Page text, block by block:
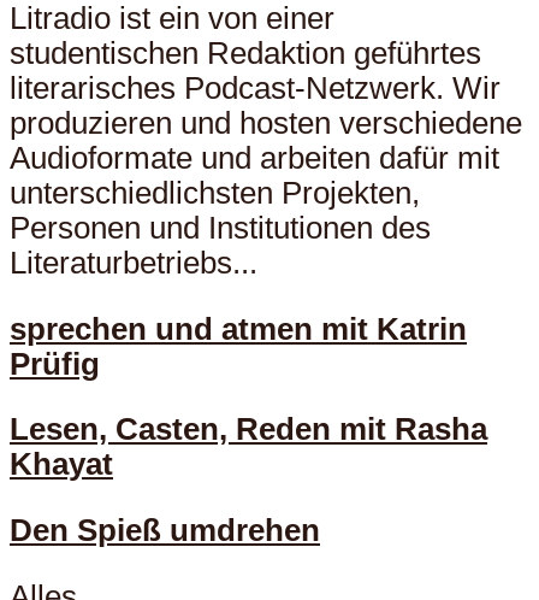
Litradio ist ein von einer
studentischen Redaktion geführtes
literarisches Podcast-Netzwerk. Wir
produzieren und hosten verschiedene
Audioformate und arbeiten dafür mit
unterschiedlichsten Projekten,
Personen und Institutionen des
Literaturbetriebs...
sprechen und atmen mit Katrin
Prüfig
Lesen, Casten, Reden mit Rasha
Khayat
Den Spieß umdrehen